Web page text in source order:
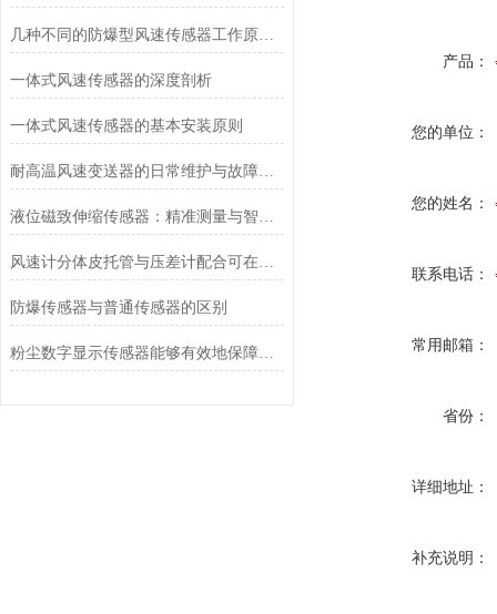
几种不同的防爆型风速传感器工作原理介绍
一体式风速传感器的深度剖析
一体式风速传感器的基本安装原则
耐高温风速变送器的日常维护与故障排查指南
液位磁致伸缩传感器：精准测量与智能应用
风速计分体皮托管与压差计配合可在哪些场合使用？
防爆传感器与普通传感器的区别
粉尘数字显示传感器能够有效地保障生产安全
产品：
您的单位：
您的姓名：
联系电话：
常用邮箱：
省份：
详细地址：
补充说明：